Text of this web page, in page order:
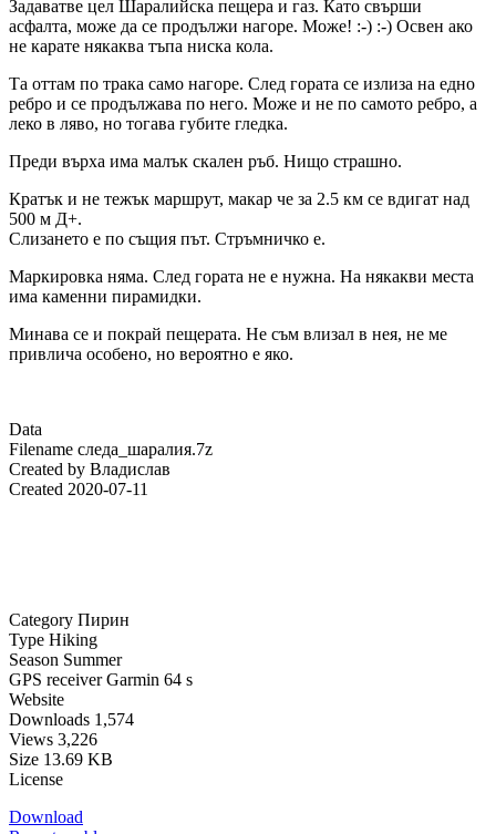
Задаватве цел Шаралийска пещера и газ. Като свърши
асфалта, може да се продължи нагоре. Може! :-) :-) Освен ако
не карате някаква тъпа ниска кола.
Та оттам по трака само нагоре. След гората се излиза на едно
ребро и се продължава по него. Може и не по самото ребро, а
леко в ляво, но тогава губите гледка.
Преди върха има малък скален ръб. Нищо страшно.
Кратък и не тежък маршрут, макар че за 2.5 км се вдигат над
500 м Д+.
Слизането е по същия път. Стръмничко е.
Маркировка няма. След гората не е нужна. На някакви места
има каменни пирамидки.
Минава се и покрай пещерата. Не съм влизал в нея, не ме
привлича особено, но вероятно е яко.
Data
Filename следа_шаралия.7z
Created by Владислав
Created 2020-07-11
Category Пирин
Type Hiking
Season Summer
GPS receiver Garmin 64 s
Website
Downloads 1,574
Views 3,226
Size 13.69 KB
License
Download